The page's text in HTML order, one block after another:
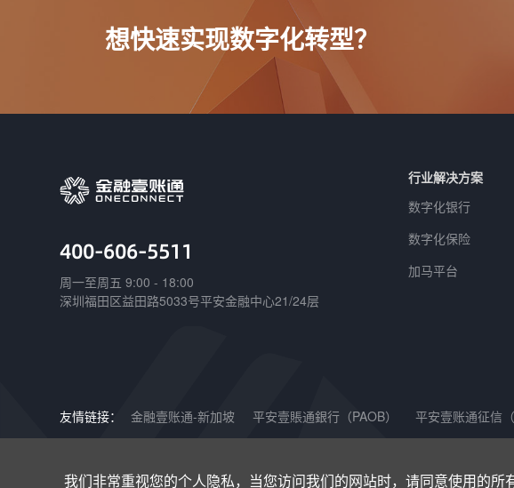
我们非常重视您的个人隐私，当您访问我们的网站时，请同意使用的
想快速实现数字化转型？
400-606-5511
周一至周五 9:00 - 18:00
深圳福田区益田路5033号平安金融中心21/24层
行业解决方案
数字化银行
数字化保险
加马平台
友情链接： 金融壹账通-新加坡 平安壹賬通銀行（PAOB） 平安壹账通征信（
Copyright © 2021-2025 深圳壹账通智能科技有限公司 |增值电信业务经营许可